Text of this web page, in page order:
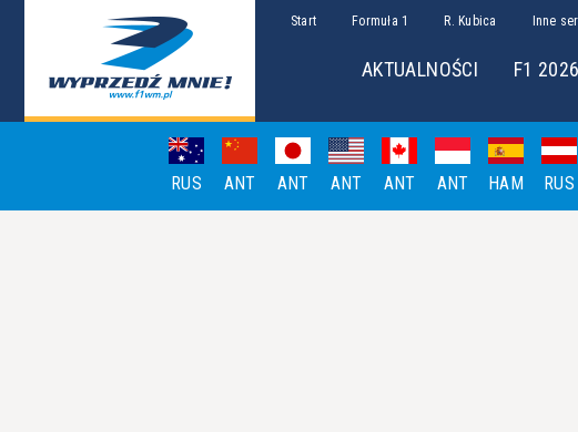
Start Formuła 1 R. Kubica Inne
AKTUALNOŚCI F1 2026
RUS ANT ANT ANT ANT ANT HAM RUS